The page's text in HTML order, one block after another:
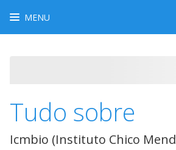
MENU
Tudo sobre
Icmbio (Instituto Chico